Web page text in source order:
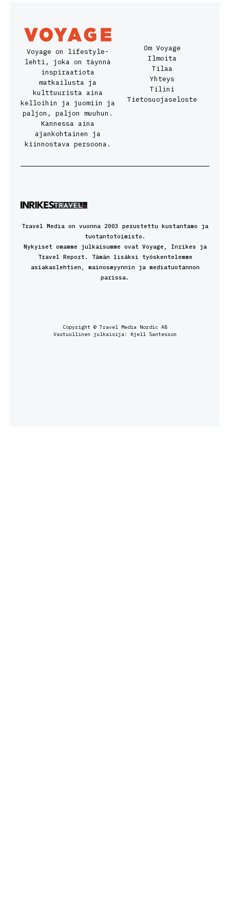
Voyage on lifestyle-
lehti, joka on täynnä
inspiraatiota
matkailusta ja
kulttuurista aina
kelloihin ja juomiin ja
paljon, paljon muuhun.
Kannessa aina
ajankohtainen ja
kiinnostava persoona.
Om Voyage
Ilmoita
Tilaa
Yhteys
Tilini
Tietosuojaseloste
Travel Media on vuonna 2003 perustettu kustantamo ja
tuotantotoimisto.
Nykyiset omamme julkaisumme ovat Voyage, Inrikes ja
Travel Report. Tämän lisäksi työskentelemme
asiakaslehtien, mainosmyynnin ja mediatuotannon
parissa.
Copyright © Travel Media Nordic AB
Vastuullinen julkaisija: Kjell Santesson